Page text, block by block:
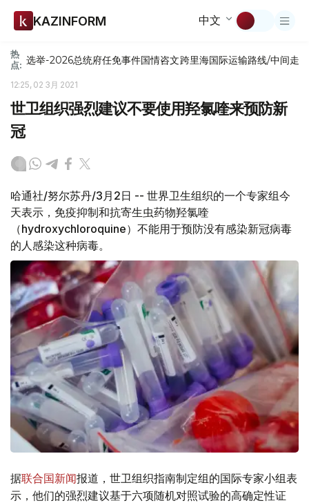
KAZINFORM 中文
热
点: 选举-2026总统府任免事件国情咨文跨里海国际运输路线/中间走廊
12:25, 02 3月 2021
世卫组织强烈建议不要使用羟氯喹来预防新
冠
哈通社/努尔苏丹/3月2日 -- 世界卫生组织的一个专家组今
天表示，免疫抑制和抗寄生虫药物羟氯喹
（hydroxychloroquine）不能用于预防没有感染新冠病毒
的人感染这种病毒。
据联合国新闻报道，世卫组织指南制定组的国际专家小组表
示，他们的强烈建议基于六项随机对照试验的高确定性证